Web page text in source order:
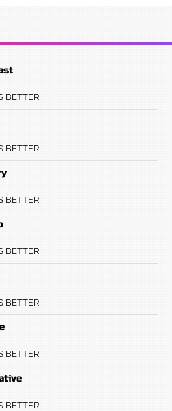
BETTER
BETTER
BETTER
BETTER
BETTER
BETTER
BETTER